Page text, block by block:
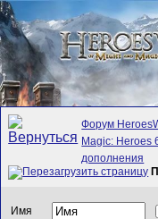
Форум
Magic: Heroes
дополнения
Имя